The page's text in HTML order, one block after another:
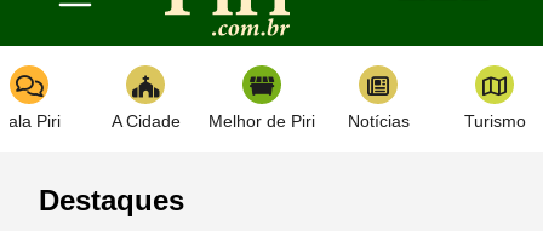
Toggle navigation
Piri A Cidade Melhor de Piri Notícias Turismo
Destaques